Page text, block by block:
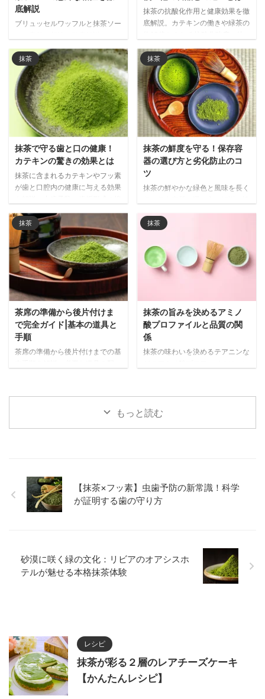
底解説
ブリュッセルワッフルと抹茶ソー
苦い抹茶が濃厚な甘さを引き締
め、世界で注目される和洋折衷の
新しい味わいの魅力をご紹介しま
す。
抹茶の抗酸化作用と健康効果を徹
底解説。カテキンの働きや緑茶の
抹茶が注目される理由と日常的な
取り入れ方をご紹介します。
抹茶
抹茶で守る歯と口の健康！
カテキンの驚きの効果とは
抹茶に含まれるカテキンやフッ素
が歯と口腔内の健康に与える効果
を取り入れることで期待できる口
腔ケア効果を詳しく紹介します。
抹茶
抹茶の鮮度を守る！保存容
器の選び方と劣化防止のコ
ツ
抹茶の鮮やかな緑色と風味を長く
光性・密閉性・サイズなど重要な
ポイントと、金属製・陶器・ガラ
メリット・デメリットを詳しく紹
介します。
抹茶
茶席の準備から後片付けま
で完全ガイド|基本の道具と
手順
茶席の準備から後片付けまでの基
たおもてなしを実現するポイント
をわかりやすく紹介します。
抹茶
抹茶の旨みを決めるアミノ
酸プロファイルと品質の関
係
抹茶の味わいを決めるテアニンな
見られる特徴的なアミノ酸バラン
スの関係性を科学的に紐解きま
もっと読む
【抹茶×フッ素】虫歯予防の新常識！科学
が証明する歯の守り方
砂漠に咲く緑の文化：リビアのオアシスホ
テルが魅せる本格抹茶体験
レシピ
抹茶が彩る２層のレアチーズケーキ
【かんたんレシピ】